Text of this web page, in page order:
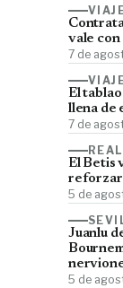
vale con
7 de
El
llena de
7 de
El Betis
reforzar
5 de
Juanlu
5 de